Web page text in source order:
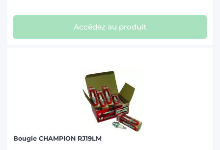
Accédez au produit
Bougie CHAMPION RJ19LM